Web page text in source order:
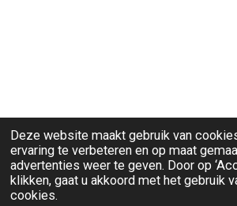
Deze website maakt gebruik van
ervaring te verbeteren en op maat
advertenties weer te geven. Door op
klikken, gaat u akkoord met het gebruik
cookies.